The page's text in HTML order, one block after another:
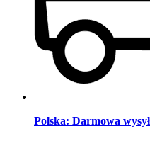
Polska: Darmowa